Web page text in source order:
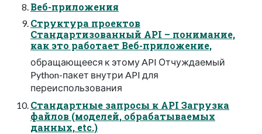
Веб-приложения
Структура проектов
Стандартизованный API – понимание,
как это работает Веб-приложение,
обращающееся к этому API Отчуждаемый
Python-пакет внутри API для
переиспользования
Стандартные запросы к API Загрузка
файлов (моделей, обрабатываемых
данных, etc.)